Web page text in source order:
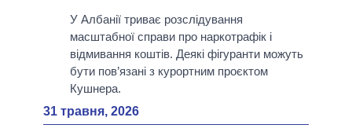
У Албанії триває розслідування
масштабної справи про наркотрафік і
відмивання коштів. Деякі фігуранти можуть
бути пов’язані з курортним проєктом
Кушнера.
31 травня, 2026